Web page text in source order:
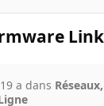
19 a dans